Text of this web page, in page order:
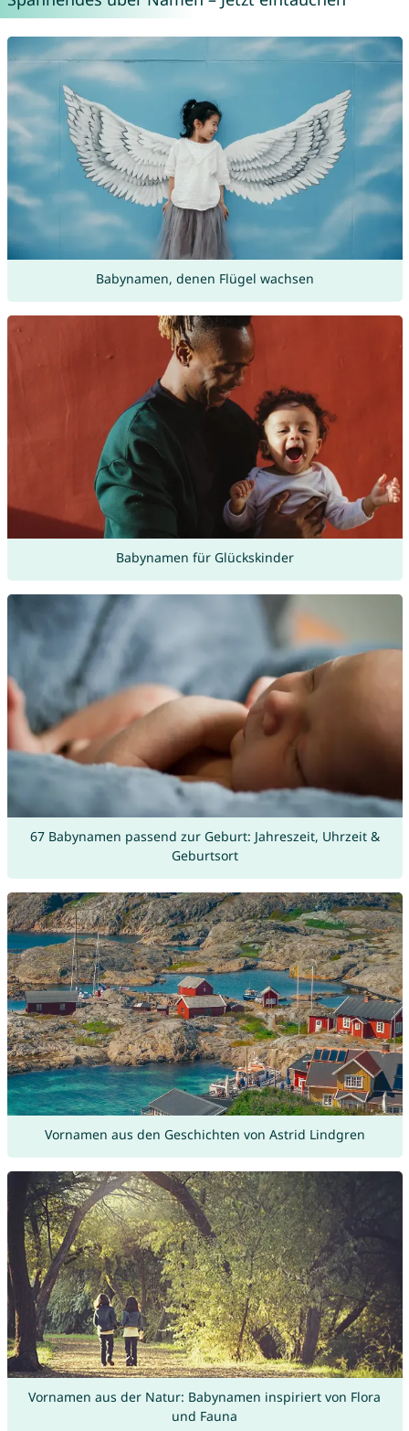
Babynamen, denen Flügel wachsen
Babynamen für Glückskinder
67 Babynamen passend zur Geburt: Jahreszeit, Uhrzeit &
Geburtsort
Vornamen aus den Geschichten von Astrid Lindgren
Vornamen aus der Natur: Babynamen inspiriert von Flora
und Fauna